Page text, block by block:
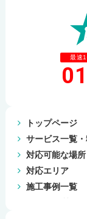
最速
トップページ
サービス一覧
対応可能な場所
対応エリア
施工事例一覧